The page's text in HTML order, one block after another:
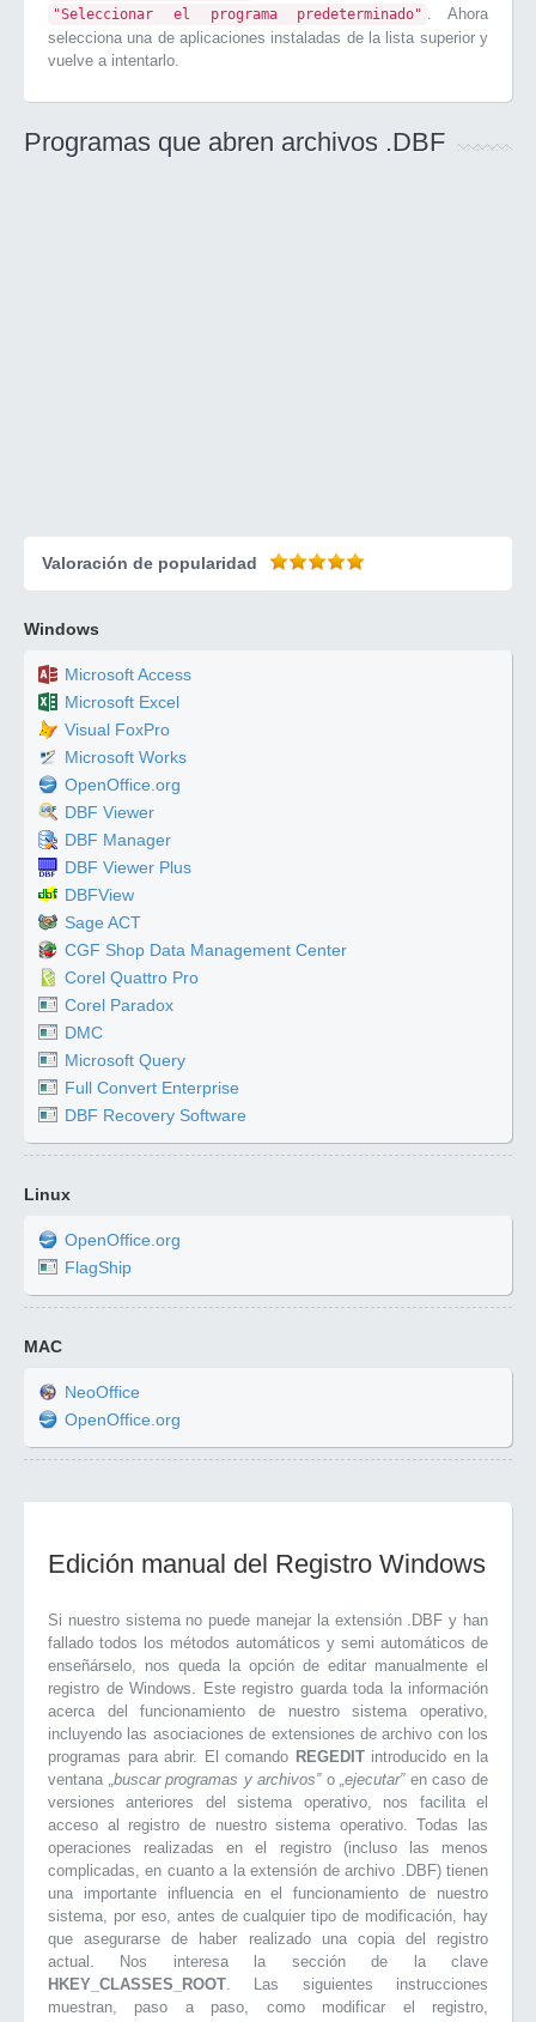
"Seleccionar el programa predeterminado" . Ahora
selecciona una de aplicaciones instaladas de la lista superior y
vuelve a intentarlo.
Programas que abren archivos .DBF
Valoración de popularidad
Windows
Microsoft Access
Microsoft Excel
Visual FoxPro
Microsoft Works
OpenOffice.org
DBF Viewer
DBF Manager
DBF Viewer Plus
DBFView
Sage ACT
CGF Shop Data Management Center
Corel Quattro Pro
Corel Paradox
DMC
Microsoft Query
Full Convert Enterprise
DBF Recovery Software
Linux
OpenOffice.org
FlagShip
MAC
NeoOffice
OpenOffice.org
Edición manual del Registro Windows
Si nuestro sistema no puede manejar la extensión .DBF y han
fallado todos los métodos automáticos y semi automáticos de
enseñárselo, nos queda la opción de editar manualmente el
registro de Windows. Este registro guarda toda la información
acerca del funcionamiento de nuestro sistema operativo,
incluyendo las asociaciones de extensiones de archivo con los
programas para abrir. El comando REGEDITintroducido en la
ventana „buscar programas y archivos”o„ejecutar”en caso de
versiones anteriores del sistema operativo, nos facilita el
acceso al registro de nuestro sistema operativo. Todas las
operaciones realizadas en el registro (incluso las menos
complicadas, en cuanto a la extensión de archivo .DBF) tienen
una importante influencia en el funcionamiento de nuestro
sistema, por eso, antes de cualquier tipo de modificación, hay
que asegurarse de haber realizado una copia del registro
actual. Nos interesa la sección de la clave
HKEY_CLASSES_ROOT. Las siguientes instrucciones
muestran, paso a paso, como modificar el registro,